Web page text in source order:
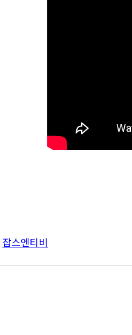
잡스엔티비